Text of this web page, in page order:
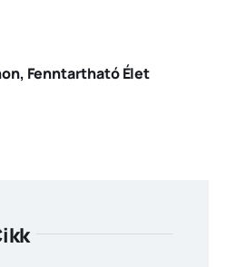
Fenntartható Élet